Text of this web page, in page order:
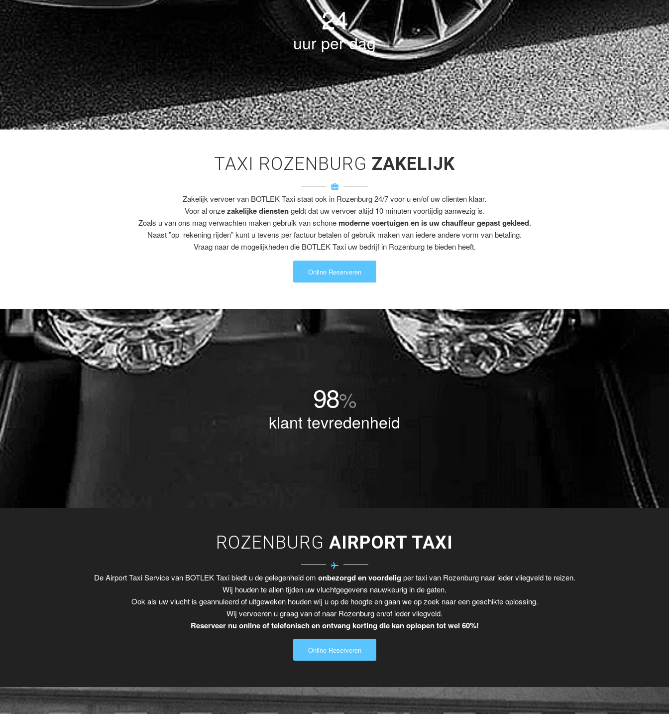
24
uur per dag
TAXI ROZENBURG ZAKELIJK
Zakelijk vervoer van BOTLEK Taxi staat ook in Rozenburg 24/7 voor u en/of uw clienten klaar.
Voor al onzezakelijke dienstengeldt dat uw vervoer altijd 10 minuten voortijdig aanwezig is.
Zoals u van ons mag verwachten maken gebruik van schone moderne voertuigen en is uw chauffeur gepast gekleed.
Naast ”op rekening rijden” kunt u tevens per factuur betalen of gebruik maken van iedere andere vorm van betaling.
Vraag naar de mogelijkheden die BOTLEK Taxi uw bedrijf in Rozenburg te bieden heeft.
Online Reserveren
98%
klant tevredenheid
ROZENBURG AIRPORT TAXI
De Airport Taxi Service van BOTLEK Taxi biedt u de gelegenheid om onbezorgd en voordelig per taxi van Rozenburg naar ieder vliegveld te reizen.
Wij houden te allen tijden uw vluchtgegevens nauwkeurig in de gaten.
Ook als uw vlucht is geannuleerd of uitgeweken houden wij u op de hoogte en gaan we op zoek naar een geschikte oplossing.
Wij vervoeren u graag van of naar Rozenburg en/of ieder vliegveld.
Reserveer nu online of telefonisch en ontvang korting die kan oplopen tot wel 60%!
Online Reserveren